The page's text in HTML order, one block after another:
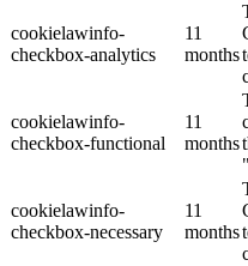
cookielawinfo-
checkbox-analytics
11
months
cookielawinfo-
checkbox-functional
11
months
cookielawinfo-
checkbox-necessary
11
months